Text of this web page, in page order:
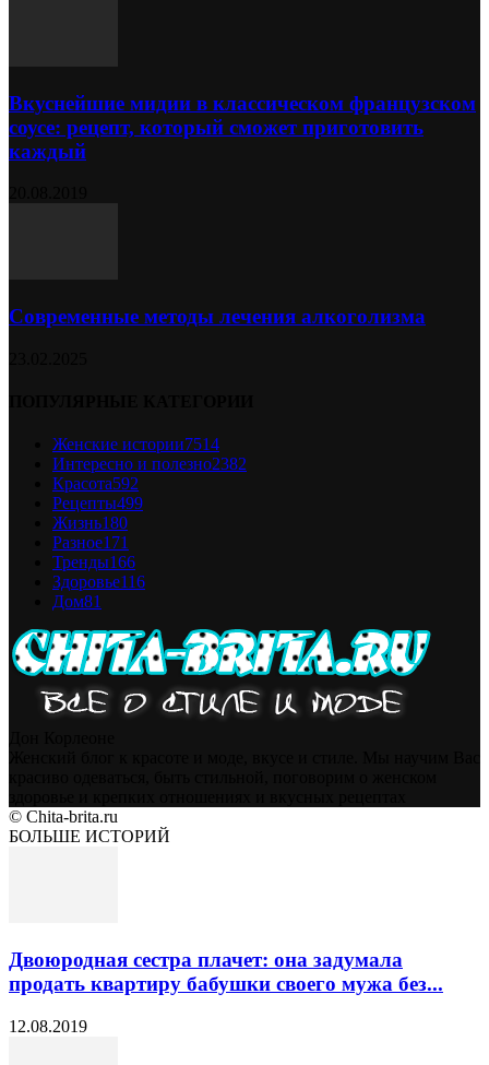
Вкуснейшие мидии в классическом французском
соусе: рецепт, который сможет приготовить
каждый
Современные методы лечения алкоголизма
Женские истории7514
Интересно и полезно2382
Красота592
Рецепты499
Жизнь180
Разное171
Тренды166
Здоровье116
Дом81
© Chita-brita.ru
БОЛЬШЕ ИСТОРИЙ
Двоюродная сестра плачет: она задумала
продать квартиру бабушки своего мужа без...
12.08.2019